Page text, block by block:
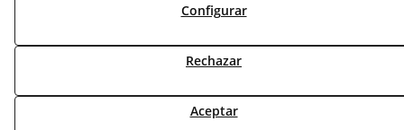
Política de Cookies
© 08/2026 AINOX ACER SL - Todos los derechos reservados.
Configurar
Rechazar
Aceptar